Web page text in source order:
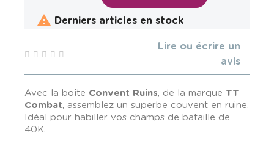
 Derniers articles en stock
Lire ou écrire un
avis
Avec la boîte Convent Ruins, de la marque TT
Combat, assemblez un superbe couvent en ruine.
Idéal pour habiller vos champs de bataille de
40K.